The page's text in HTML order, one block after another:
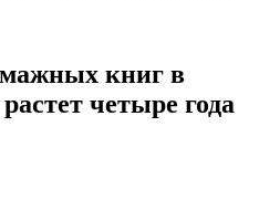
книг в
четыре года